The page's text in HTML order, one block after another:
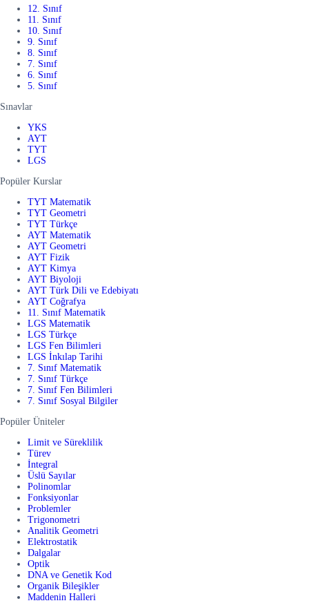
12. Sınıf
11. Sınıf
10. Sınıf
9. Sınıf
8. Sınıf
7. Sınıf
6. Sınıf
5. Sınıf
Sınavlar
YKS
AYT
TYT
LGS
Popüler Kurslar
TYT Matematik
TYT Geometri
TYT Türkçe
AYT Matematik
AYT Geometri
AYT Fizik
AYT Kimya
AYT Biyoloji
AYT Türk Dili ve Edebiyatı
AYT Coğrafya
11. Sınıf Matematik
LGS Matematik
LGS Türkçe
LGS Fen Bilimleri
LGS İnkılap Tarihi
7. Sınıf Matematik
7. Sınıf Türkçe
7. Sınıf Fen Bilimleri
7. Sınıf Sosyal Bilgiler
Popüler Üniteler
Limit ve Süreklilik
Türev
İntegral
Üslü Sayılar
Polinomlar
Fonksiyonlar
Problemler
Trigonometri
Analitik Geometri
Elektrostatik
Dalgalar
Optik
DNA ve Genetik Kod
Organik Bileşikler
Maddenin Halleri